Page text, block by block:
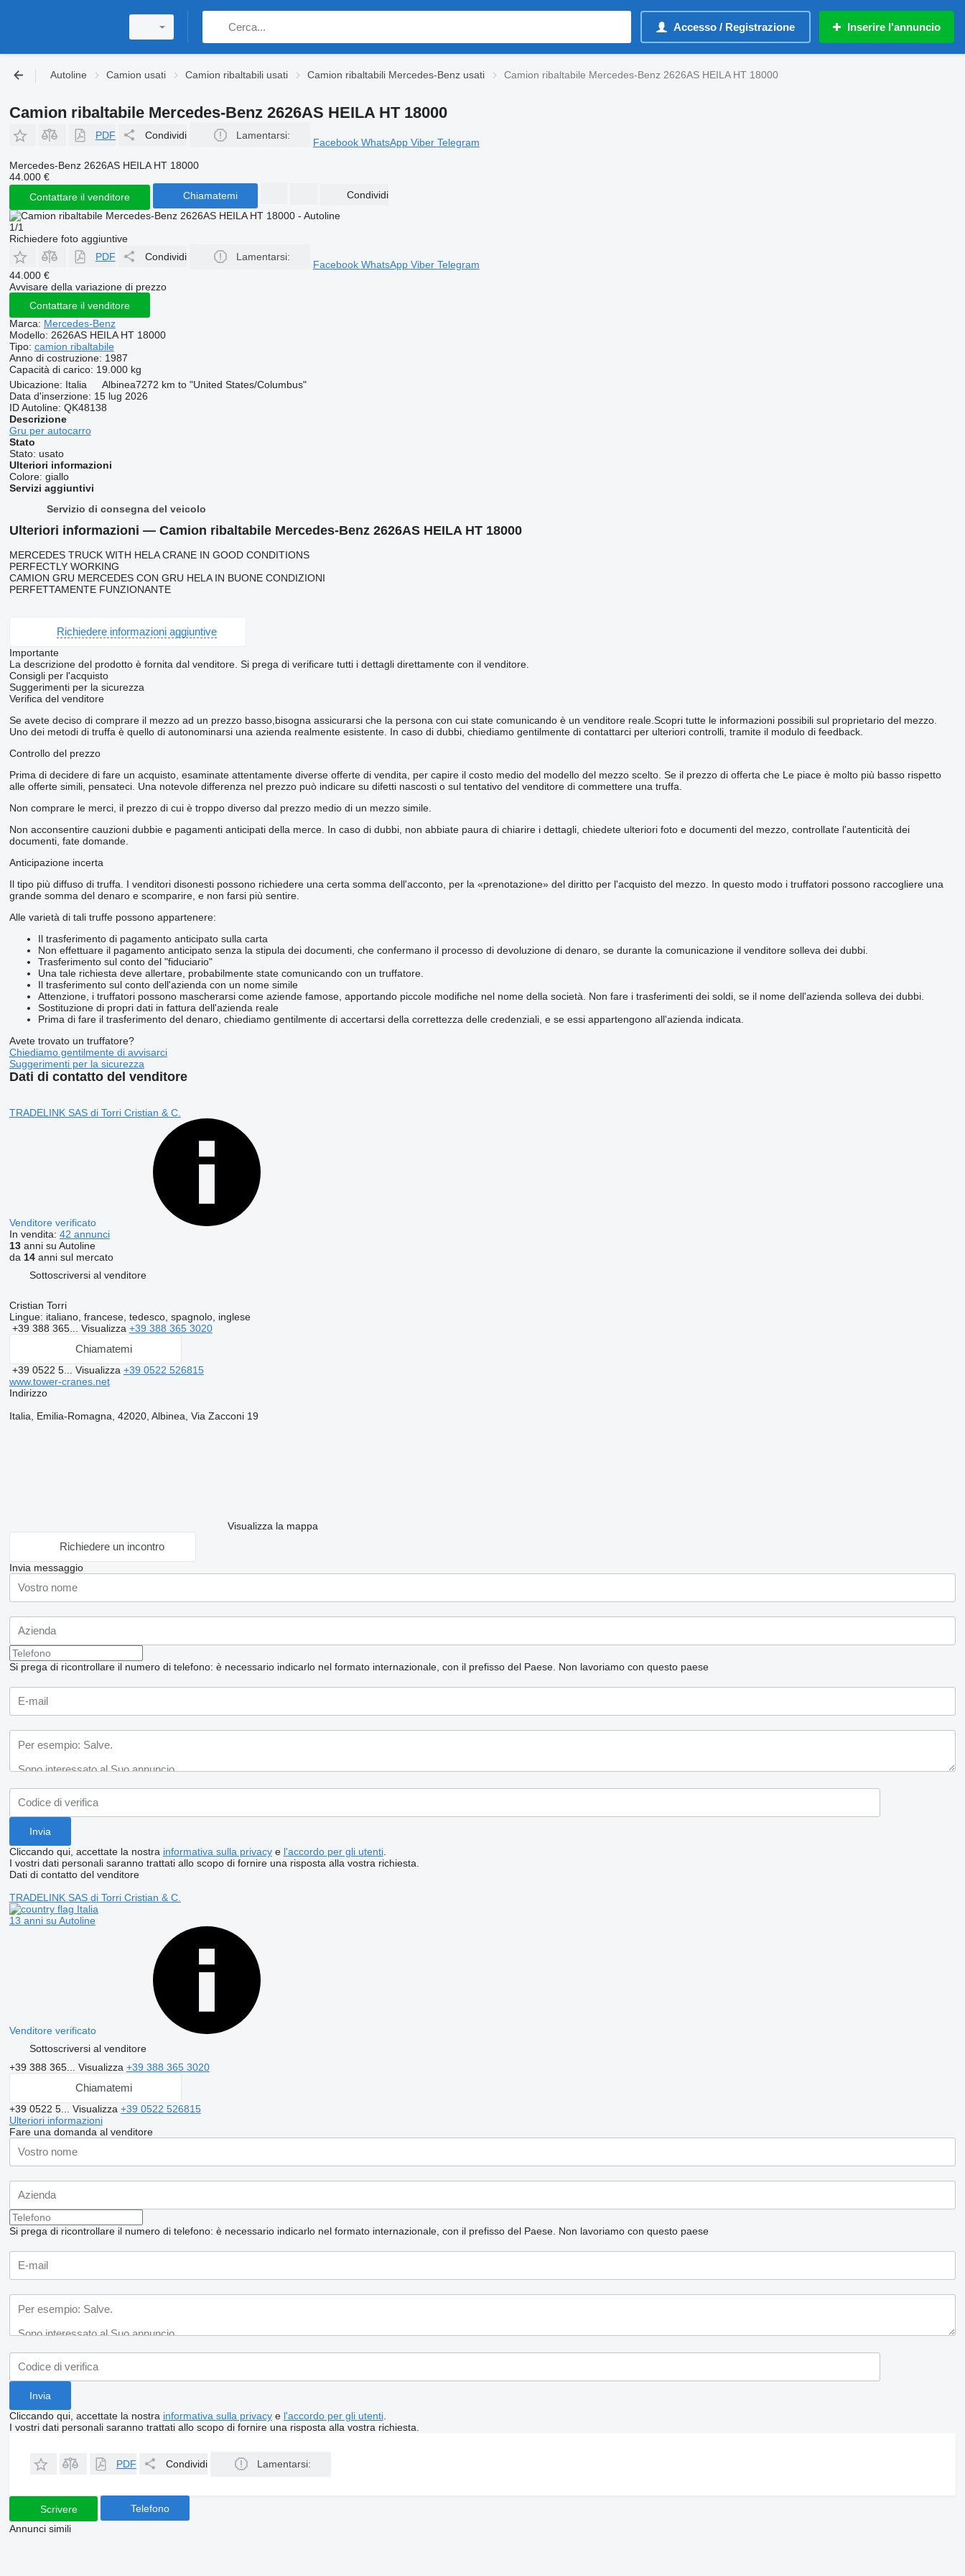
Accesso / Registrazione Inserire l'annuncio
Autoline Camion usati Camion ribaltabili usati Camion ribaltabili Mercedes-Benz usati Camion ribaltabile Mercedes-Benz 2626AS HEILA HT 18000
Camion ribaltabile Mercedes-Benz 2626AS HEILA HT 18000
PDF Condividi Lamentarsi:
Facebook WhatsApp Viber Telegram
Mercedes-Benz 2626AS HEILA HT 18000
44.000 €
Contattare il venditore
Chiamatemi Condividi
1/1
Richiedere foto aggiuntive
PDF
Condividi Lamentarsi:
Facebook WhatsApp Viber Telegram
44.000 €
Avvisare della variazione di prezzo
Contattare il venditore
Marca: Mercedes-Benz
Modello: 2626AS HEILA HT 18000
Tipo: camion ribaltabile
Anno di costruzione: 1987
Capacità di carico: 19.000 kg
Ubicazione: Italia Albinea7272 km to "United States/Columbus"
Data d'inserzione: 15 lug 2026
ID Autoline: QK48138
Descrizione
Gru per autocarro
Stato
Stato: usato
Ulteriori informazioni
Colore: giallo
Servizi aggiuntivi
Servizio di consegna del veicolo
Ulteriori informazioni — Camion ribaltabile Mercedes-Benz 2626AS HEILA HT 18000
MERCEDES TRUCK WITH HELA CRANE IN GOOD CONDITIONS
PERFECTLY WORKING
CAMION GRU MERCEDES CON GRU HELA IN BUONE CONDIZIONI
PERFETTAMENTE FUNZIONANTE
Richiedere informazioni aggiuntive
Importante
La descrizione del prodotto è fornita dal venditore. Si prega di verificare tutti i dettagli direttamente con il venditore.
Consigli per l'acquisto
Suggerimenti per la sicurezza
Verifica del venditore
Se avete deciso di comprare il mezzo ad un prezzo basso,bisogna assicurarsi che la persona con cui state comunicando è un venditore reale.Scopri tutte le informazioni possibili sul proprietario del mezzo.
Uno dei metodi di truffa è quello di autonominarsi una azienda realmente esistente. In caso di dubbi, chiediamo gentilmente di contattarci per ulteriori controlli, tramite il modulo di feedback.
Controllo del prezzo
Prima di decidere di fare un acquisto, esaminate attentamente diverse offerte di vendita, per capire il costo medio del modello del mezzo scelto. Se il prezzo di offerta che Le piace è molto più basso rispetto
alle offerte simili, pensateci. Una notevole differenza nel prezzo può indicare su difetti nascosti o sul tentativo del venditore di commettere una truffa.
Non comprare le merci, il prezzo di cui è troppo diverso dal prezzo medio di un mezzo simile.
Non acconsentire cauzioni dubbie e pagamenti anticipati della merce. In caso di dubbi, non abbiate paura di chiarire i dettagli, chiedete ulteriori foto e documenti del mezzo, controllate l'autenticità dei
documenti, fate domande.
Anticipazione incerta
Il tipo più diffuso di truffa. I venditori disonesti possono richiedere una certa somma dell'acconto, per la «prenotazione» del diritto per l'acquisto del mezzo. In questo modo i truffatori possono raccogliere una
grande somma del denaro e scomparire, e non farsi più sentire.
Alle varietà di tali truffe possono appartenere:
Il trasferimento di pagamento anticipato sulla carta
Non effettuare il pagamento anticipato senza la stipula dei documenti, che confermano il processo di devoluzione di denaro, se durante la comunicazione il venditore solleva dei dubbi.
Trasferimento sul conto del "fiduciario"
Una tale richiesta deve allertare, probabilmente state comunicando con un truffatore.
Il trasferimento sul conto dell'azienda con un nome simile
Attenzione, i truffatori possono mascherarsi come aziende famose, apportando piccole modifiche nel nome della società. Non fare i trasferimenti dei soldi, se il nome dell'azienda solleva dei dubbi.
Sostituzione di propri dati in fattura dell'azienda reale
Prima di fare il trasferimento del denaro, chiediamo gentilmente di accertarsi della correttezza delle credenziali, e se essi appartengono all'azienda indicata.
Avete trovato un truffatore?
Chiediamo gentilmente di avvisarci
Suggerimenti per la sicurezza
Dati di contatto del venditore
TRADELINK SAS di Torri Cristian & C.
Venditore verificato
In vendita: 42 annunci
13anni su Autoline
da 14anni sul mercato
Sottoscriversi al venditore
Cristian Torri
Lingue: italiano, francese, tedesco, spagnolo, inglese
+39 388 365... Visualizza +39 388 365 3020
Chiamatemi
+39 0522 5... Visualizza +39 0522 526815
www.tower-cranes.net
Indirizzo
Italia, Emilia-Romagna, 42020, Albinea, Via Zacconi 19
Visualizza la mappa
Richiedere un incontro
Invia messaggio
Si prega di ricontrollare il numero di telefono: è necessario indicarlo nel formato internazionale, con il prefisso del Paese. Non lavoriamo con questo paese
Cliccando qui, accettate la nostra informativa sulla privacye l'accordo per gli utenti.
I vostri dati personali saranno trattati allo scopo di fornire una risposta alla vostra richiesta.
Dati di contatto del venditore
TRADELINK SAS di Torri Cristian & C.
Italia
13 anni su Autoline
Venditore verificato
Sottoscriversi al venditore
+39 388 365... Visualizza +39 388 365 3020
Chiamatemi
+39 0522 5... Visualizza +39 0522 526815
Ulteriori informazioni
Fare una domanda al venditore
Si prega di ricontrollare il numero di telefono: è necessario indicarlo nel formato internazionale, con il prefisso del Paese. Non lavoriamo con questo paese
Cliccando qui, accettate la nostra informativa sulla privacye l'accordo per gli utenti.
I vostri dati personali saranno trattati allo scopo di fornire una risposta alla vostra richiesta.
PDF Condividi Lamentarsi:
Scrivere
Telefono
Annunci simili